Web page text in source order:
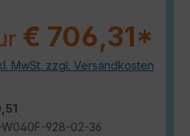
€ 706,31*
MwSt. zzgl. Versandkosten
W040F-928-02-36